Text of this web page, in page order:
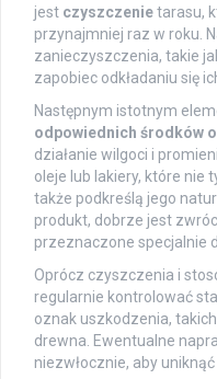
jest czyszczenietarasu,
przynajmniej raz w roku.
zanieczyszczenia, takie
zapobiec odkładaniu się
Następnym istotnym
odpowiednich środków
działanie wilgoci i
oleje lub lakiery, które nie
także podkreślą jego
produkt, dobrze jest
przeznaczone specjalnie
Oprócz czyszczenia i
regularnie kontrolować
oznak uszkodzenia,
drewna. Ewentualne
niezwłocznie, aby